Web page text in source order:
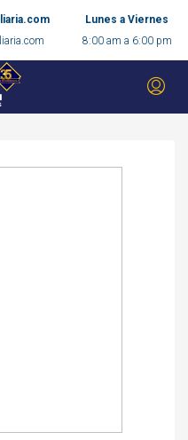
Lunes a Viernes
8:00 am a 6:00 pm